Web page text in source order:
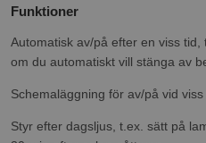
Funktioner
Automatisk av/på efter en viss
om du automatiskt vill stänga av
Schemaläggning för av/på vid
Styr efter dagsljus, t.ex. sätt på